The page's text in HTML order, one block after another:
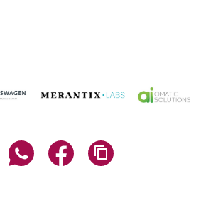
Seite über E-Mail teilen
Seite über WhatsApp teilen
Seite über Facebook